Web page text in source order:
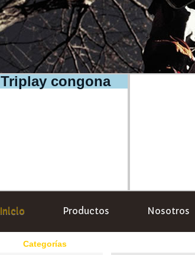
Triplay congona
Inicio Productos Nosotros
Categorías